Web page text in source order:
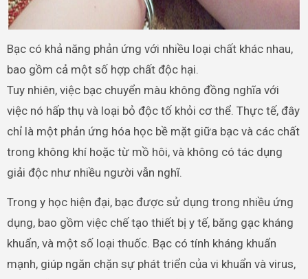
Bạc có khả năng phản ứng với nhiều loại chất khác nhau,
bao gồm cả một số hợp chất độc hại.
Tuy nhiên, việc bạc chuyển màu không đồng nghĩa với
việc nó hấp thụ và loại bỏ độc tố khỏi cơ thể. Thực tế, đây
chỉ là một phản ứng hóa học bề mặt giữa bạc và các chất
trong không khí hoặc từ mồ hôi, và không có tác dụng
giải độc như nhiều người vẫn nghĩ.
Trong y học hiện đại, bạc được sử dụng trong nhiều ứng
dụng, bao gồm việc chế tạo thiết bị y tế, băng gạc kháng
khuẩn, và một số loại thuốc. Bạc có tính kháng khuẩn
mạnh, giúp ngăn chặn sự phát triển của vi khuẩn và virus,